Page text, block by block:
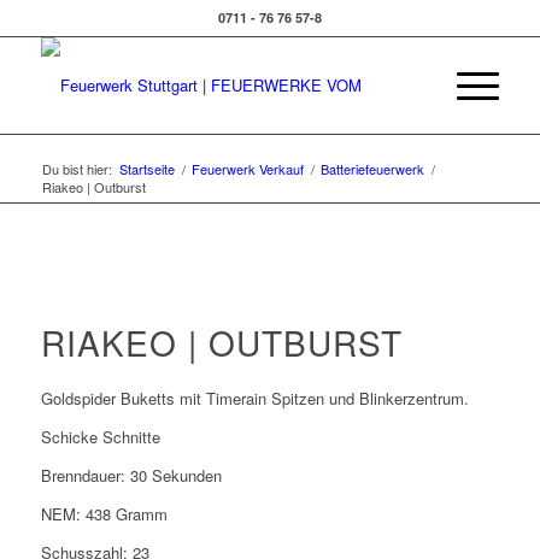
0711 - 76 76 57-8
Du bist hier: Startseite / Feuerwerk Verkauf / Batteriefeuerwerk /
Riakeo | Outburst
RIAKEO | OUTBURST
Goldspider Buketts mit Timerain Spitzen und Blinkerzentrum.
Schicke Schnitte
Brenndauer: 30 Sekunden
NEM: 438 Gramm
Schusszahl: 23